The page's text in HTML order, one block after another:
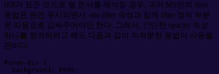
IE8가 표준 모드로 웹 문서를 해석할 경우, 과거 MS만의 filter
용법은 완전 무시되면서 -ms-filter 속성과 함께 filter 정의 부분
은 따옴표로 감싸주어야만 한다. 그래서, 간단한 opacity 속성
하나를 정의하려고 해도 다음과 같이 지저분한 용법이 사용될
판이다.
#some-div
{
background : #999 ;